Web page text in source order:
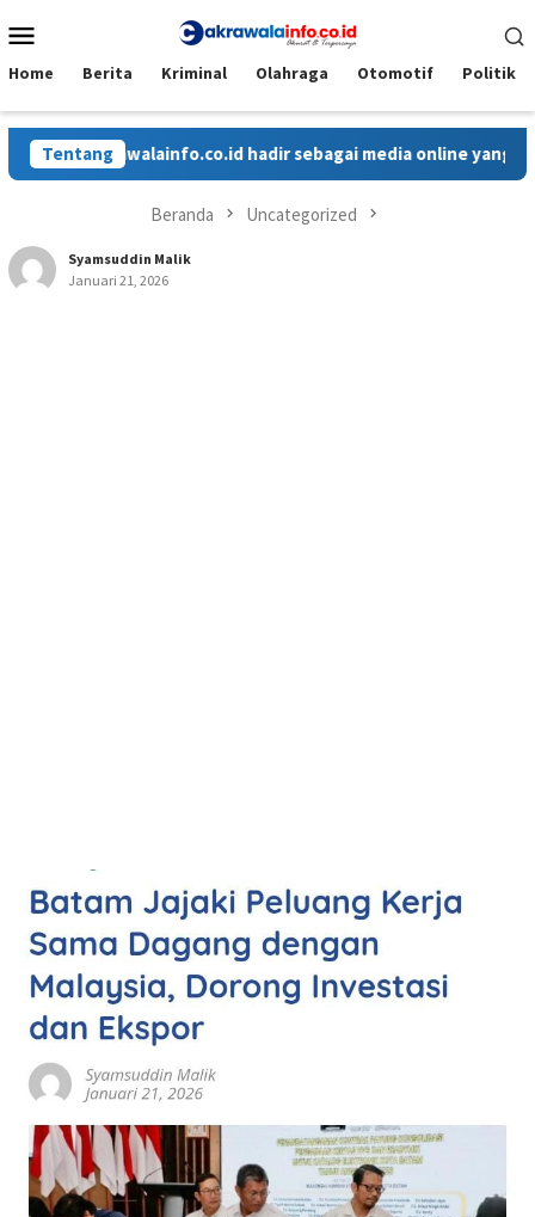
ke
Mobile
Home Berita Kriminal Olahraga Otomotif Politik
Tentang
Cakrawalainfo.co.id hadir sebagai media online yang
Beranda Uncategorized
Syamsuddin Malik
Januari 21, 2026